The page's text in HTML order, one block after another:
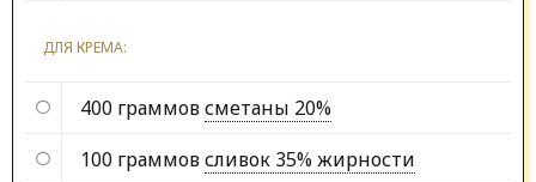
ДЛЯ КРЕМА:
400 граммовсметаны 20%
100 граммовсливок 35% жирности